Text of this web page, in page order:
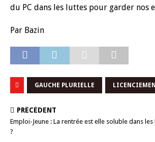
du PC dans les luttes pour garder nos
Par Bazin
GAUCHE PLURIELLE
PRÉCÉDENT
Emploi-Jeune : La rentrée est elle soluble dans
?